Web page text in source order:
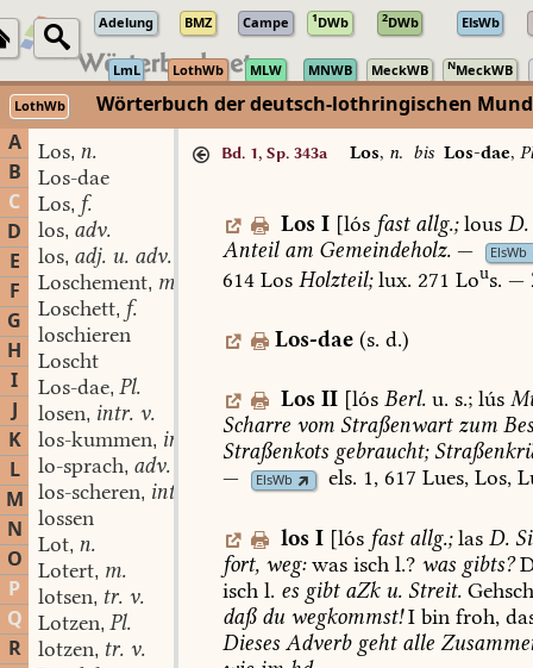
Adelung BMZ Campe 1DWb 2DWb ElsWb
LmL LothWb MLW MNWB MeckWB NMeckWB
LothWb
Wörterbuch der deutsch-lothringischen
A
B
C
D
E
F
G
H
I
J
K
L
M
N
O
P
Q
R
Los, n.
Los-dae
Los, f.
los, adv.
los, adj. u. adv.
Loschement, m.
Loschett, f.
loschieren
Loscht
Los-dae, Pl.
losen, intr. v.
los-kummen, intr. v.
lo-sprach, adv.
los-scheren, intr. v.
lossen
Lot, n.
Lotert, m.
lotsen, tr. v.
Lotzen, Pl.
lotzen, tr. v.
Bd. 1, Sp. 343a Los, n. bis Los-dae,
Los I [lós fastallg.;lous D.
Anteilam Gemeindeholz. — ElsWb
614 Los Holzteil;lux. 271 Lous. —
Los-dae (s. d.)
Los II [lós Berl.u. s.;lús
Scharre vom Straßenwartzum
Straßenkots gebraucht;
—
ElsWb els. 1, 617 Lues, Los,
los I [lós fastallg.;las D.
fort, weg:was isch l.? was gibts?
isch l. es gibtaZku. Streit.
daßdu wegkommst!I bin froh,
Dieses Adverbgehtalle